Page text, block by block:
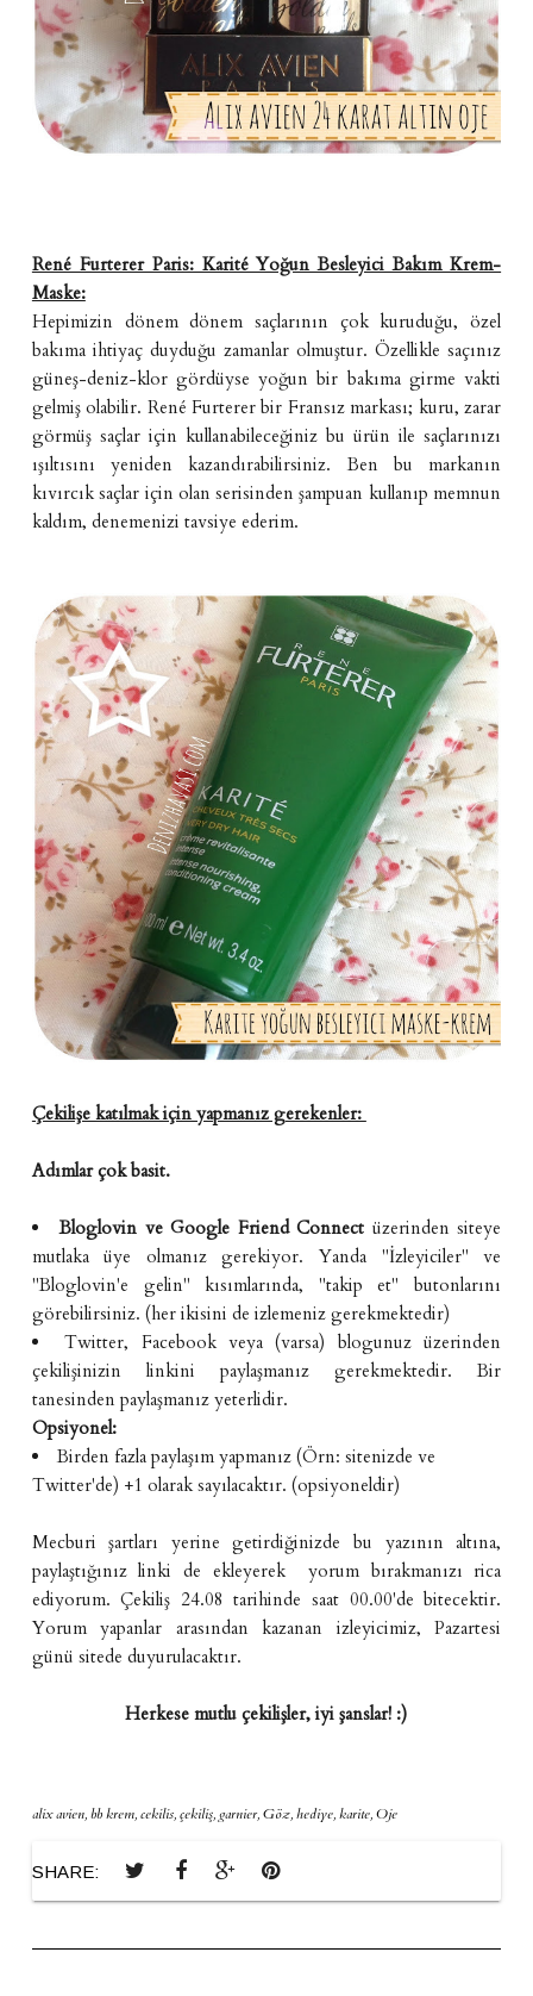
René Furterer Paris: Karité Yoğun Besleyici Bakım Krem-
Maske:
Hepimizin dönem dönem saçlarının çok kuruduğu, özel
bakıma ihtiyaç duyduğu zamanlar olmuştur. Özellikle saçınız
güneş-deniz-klor gördüyse yoğun bir bakıma girme vakti
gelmiş olabilir. René Furterer bir Fransız markası; kuru, zarar
görmüş saçlar için kullanabileceğiniz bu ürün ile saçlarınızı
ışıltısını yeniden kazandırabilirsiniz. Ben bu markanın
kıvırcık saçlar için olan serisinden şampuan kullanıp memnun
kaldım, denemenizi tavsiye ederim.
Çekilişe katılmak için yapmanız gerekenler:
Adımlar çok basit.
Bloglovin veGoogle Friend Connect üzerinden siteye
mutlaka üye olmanız gerekiyor. Yanda "İzleyiciler" ve
"Bloglovin'e gelin" kısımlarında, "takip et" butonlarını
görebilirsiniz. (her ikisini de izlemeniz gerekmektedir)
Twitter, Facebook veya (varsa) blogunuz üzerinden
çekilişinizin linkini paylaşmanız gerekmektedir. Bir
tanesinden paylaşmanız yeterlidir.
Opsiyonel:
Birden fazla paylaşım yapmanız (Örn: sitenizde ve
Twitter'de) +1 olarak sayılacaktır. (opsiyoneldir)
Mecburi şartları yerine getirdiğinizde bu yazının altına,
paylaştığınız linki de ekleyerek yorum bırakmanızı rica
ediyorum. Çekiliş 24.08 tarihinde saat 00.00'de bitecektir.
Yorum yapanlar arasından kazanan izleyicimiz, Pazartesi
günü sitede duyurulacaktır.
Herkese mutlu çekilişler, iyi şanslar! :)
alix avien,bb krem,cekilis,çekiliş,garnier,Göz,hediye,karite,Oje
SHARE: